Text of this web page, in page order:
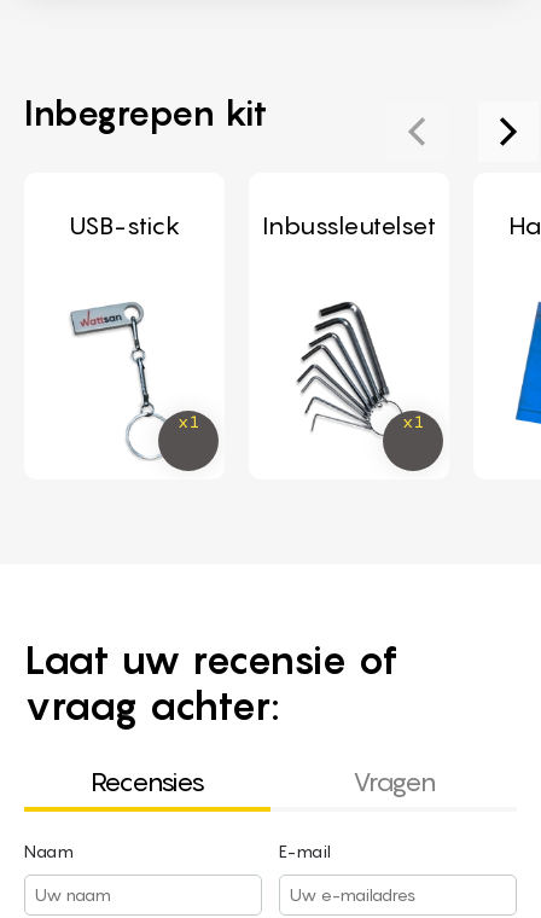
Inbegrepen kit
USB-stick Inbussleutelset
Laat uw recensie of
vraag achter:
Recensies Vragen
Naam E-mail
Naam E-mail